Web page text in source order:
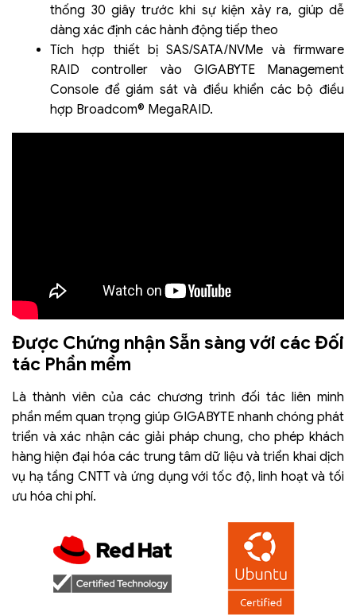
thống 30 giây trước khi sự kiện xảy ra, giúp dễ
dàng xác định các hành động tiếp theo
Tích hợp thiết bị SAS/SATA/NVMe và firmware
RAID controller vào GIGABYTE Management
Console để giám sát và điều khiển các bộ điều
hợp Broadcom® MegaRAID.
Được Chứng nhận Sẵn sàng với các Đối
tác Phần mềm
Là thành viên của các chương trình đối tác liên minh
phần mềm quan trọng giúp GIGABYTE nhanh chóng phát
triển và xác nhận các giải pháp chung, cho phép khách
hàng hiện đại hóa các trung tâm dữ liệu và triển khai dịch
vụ hạ tầng CNTT và ứng dụng với tốc độ, linh hoạt và tối
ưu hóa chi phí.